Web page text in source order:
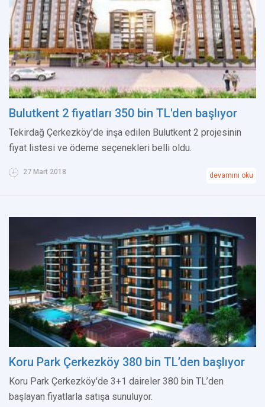
Bulutkent 2 fiyatları 350 bin TL'den başlıyor
Tekirdağ Çerkezköy'de inşa edilen Bulutkent 2 projesinin
fiyat listesi ve ödeme seçenekleri belli oldu.
27 Mart 2018 devamını oku
Koru Park Çerkezköy 380 bin TL’den başlıyor
Koru Park Çerkezköy'de 3+1 daireler 380 bin TL’den
başlayan fiyatlarla satışa sunuluyor.